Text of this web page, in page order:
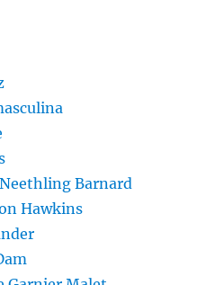
Barnard
Hawkins